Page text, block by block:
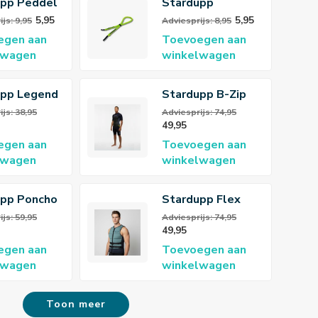
9,95 5,95
aan
Brillenkoord
Drijvend
Adviesprijs: 8,95 5,95
Toevoegen aan
winkelwagen
Legend
Roze
38,95
aan
Stardupp B-Zip
Flex Shorty
3/2mm Wetsuit
Heren
Adviesprijs: 74,95
49,95
Toevoegen aan
winkelwagen
Poncho
59,95
aan
Stardupp Flex
Neoprene Vest
Dusty Green
Adviesprijs: 74,95
49,95
Toevoegen aan
winkelwagen
Toon meer